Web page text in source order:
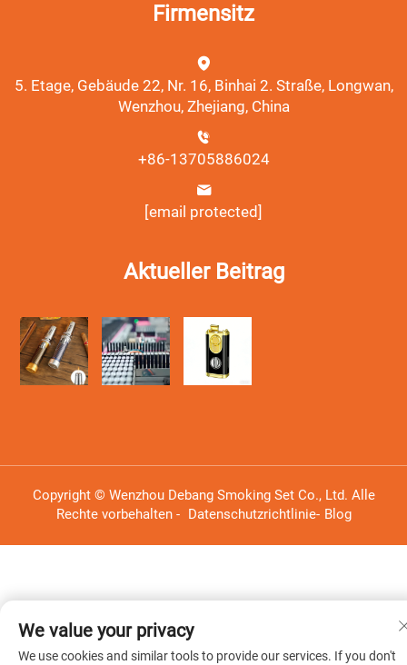
Firmensitz
5. Etage, Gebäude 22, Nr. 16, Binhai 2. Straße, Longwan,
Wenzhou, Zhejiang, China
+86-13705886024
[email protected]
Aktueller Beitrag
Copyright © Wenzhou Debang Smoking Set Co., Ltd. Alle
Rechte vorbehalten - Datenschutzrichtlinie- Blog
We value your privacy
We use cookies and similar tools to provide our services. If you don't